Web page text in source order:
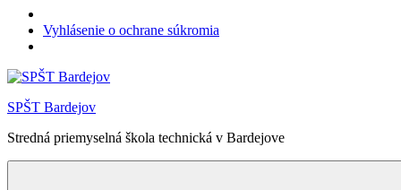
Vyhlásenie o ochrane súkromia
Skip
content
SPŠT Bardejov
Stredná priemyselná škola technická v Bardejove